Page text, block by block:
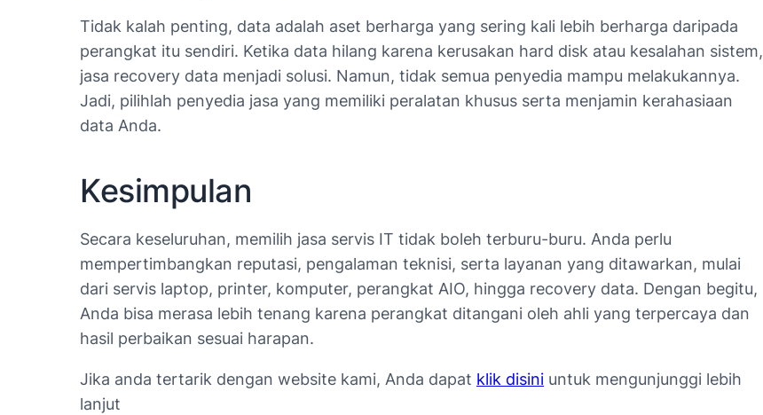
Tidak kalah penting, data adalah aset berharga yang sering kali lebih berharga daripada
perangkat itu sendiri. Ketika data hilang karena kerusakan hard disk atau kesalahan sistem,
jasa recovery data menjadi solusi. Namun, tidak semua penyedia mampu melakukannya.
Jadi, pilihlah penyedia jasa yang memiliki peralatan khusus serta menjamin kerahasiaan
data Anda.
Kesimpulan
Secara keseluruhan, memilih jasa servis IT tidak boleh terburu-buru. Anda perlu
mempertimbangkan reputasi, pengalaman teknisi, serta layanan yang ditawarkan, mulai
dari servis laptop, printer, komputer, perangkat AIO, hingga recovery data. Dengan begitu,
Anda bisa merasa lebih tenang karena perangkat ditangani oleh ahli yang terpercaya dan
hasil perbaikan sesuai harapan.
Jika anda tertarik dengan website kami, Anda dapat klik disini untuk mengunjunggi lebih
lanjut